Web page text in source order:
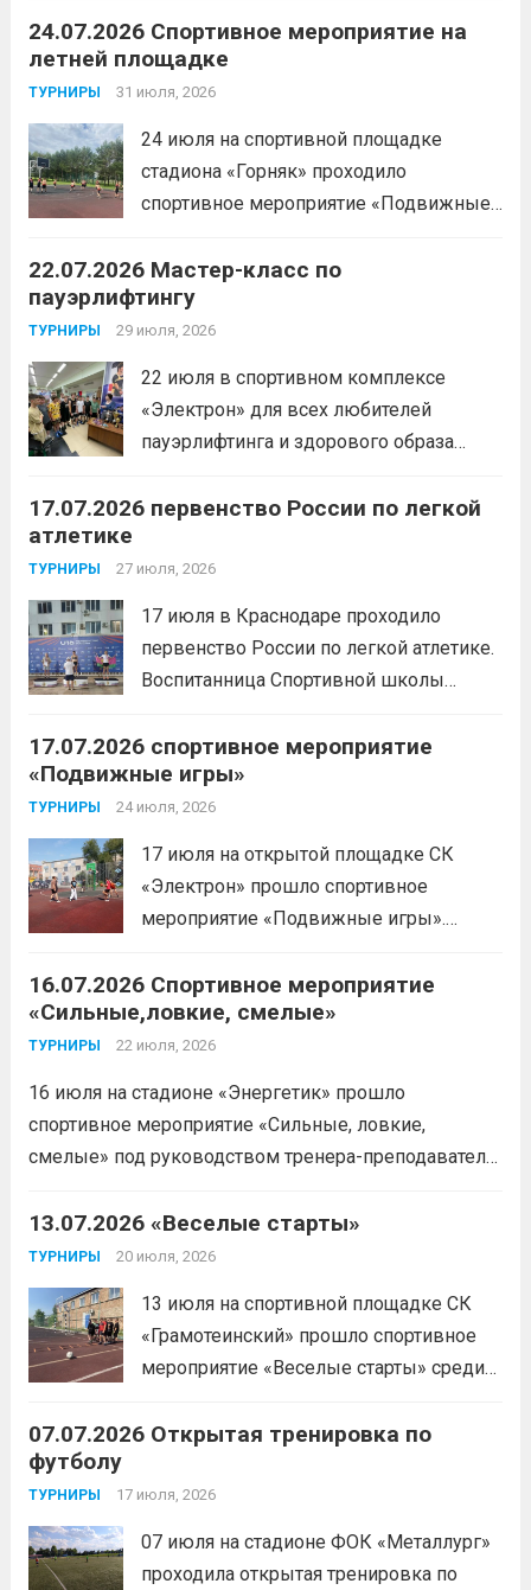
приняли участие в забеге и заняли
следующие призовые места:1 место —
Шабалин Максим, Щербунова Милана,
Всеволод3 место — Табакова
Александра
24.07.2026 Спортивное мероприятие на
летней площадке
ТУРНИРЫ 31 июля, 2026
24 июля на спортивной площадке
стадиона «Горняк» проходило
спортивное мероприятие «Подвижные
«хоккей».Читать дальше
22.07.2026 Мастер-класс по
пауэрлифтингу
ТУРНИРЫ 29 июля, 2026
22 июля в спортивном комплексе
«Электрон» для всех любителей
пауэрлифтинга и здорового образа
с Анитой Андрюковой — мастером
победительницей первенства
воспринимается как спорт для
избранных, требующий исключительно
физической мощи. Однако...
17.07.2026 первенство России по легкой
атлетике
ТУРНИРЫ 27 июля, 2026
17 июля в Краснодаре проходило
первенство России по легкой атлетике.
Воспитанница Спортивной школы
заняла 1 место на дистанции 3000 м. с
результатом 10.01,78. Подготовил
спортсменку тренер-преподаватель
дальше
17.07.2026 спортивное мероприятие
«Подвижные игры»
ТУРНИРЫ 24 июля, 2026
17 июля на открытой площадке СК
«Электрон» прошло спортивное
мероприятие «Подвижные игры».
16.07.2026 Спортивное мероприятие
«Сильные,ловкие, смелые»
ТУРНИРЫ 22 июля, 2026
16 июля на стадионе «Энергетик» прошло
спортивное мероприятие «Сильные, ловкие,
смелые» под руководством тренера-преподавателя
Сергеевича. Участники продемонстрировали
скоростные качества, силовую выносливость и
координацию.
13.07.2026 «Веселые старты»
ТУРНИРЫ 20 июля, 2026
13 июля на спортивной площадке СК
«Грамотеинский» прошло спортивное
мероприятие «Веселые старты» среди
шайбой».Несмотря на
мероприятия, главной целью
организаторы ставили сплочение
коллектива и пропаганду здорового
07.07.2026 Открытая тренировка по
футболу
ТУРНИРЫ 17 июля, 2026
07 июля на стадионе ФОК «Металлург»
проходила открытая тренировка по